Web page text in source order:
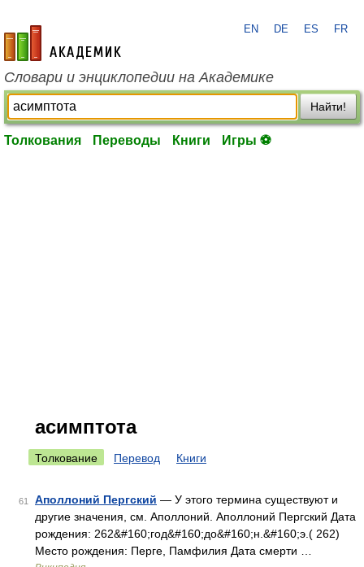
academic.ru
EN DE ES FR
Словари и энциклопедии на Академике
Найти!
Толкования Переводы Книги Игры ⚽
асимптота
Толкование Перевод Книги
61 Аполлоний Пергский — У этого термина существуют и
другие значения, см. Аполлоний. Аполлоний Пергский Дата
рождения: 262&#160;год&#160;до&#160;н.&#160;э.( 262)
Место рождения: Перге, Памфилия Дата смерти …